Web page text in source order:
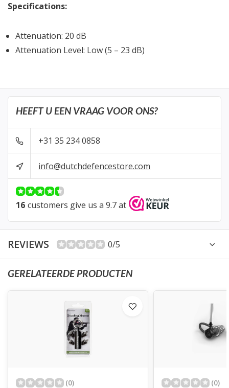
Specifications:
Attenuation: 20 dB
Attenuation Level: Low (5 – 23 dB)
HEEFT U EEN VRAAG VOOR ONS?
+31 35 234 0858
info@dutchdefencestore.com
16 customers give us a 9.7 at
REVIEWS 0/5
GERELATEERDE PRODUCTEN
(0) (0)